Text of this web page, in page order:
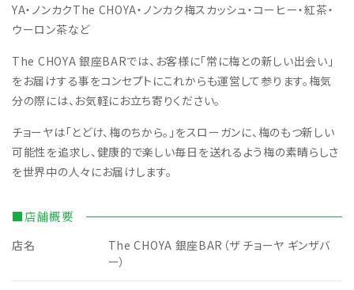
YA・ノンカクThe CHOYA・ノンカク梅スカッシュ・コーヒー・紅茶・
ウーロン茶など
The CHOYA 銀座BARでは、お客様に「常に梅との新しい出会い」
をお届けする事をコンセプトにこれからも運営して参ります。梅気
分の際には、お気軽にお立ち寄りください。
チョーヤは「とどけ、梅のちから。」をスローガンに、梅のもつ新しい
可能性を追求し、健康的で楽しい毎日を送れるよう梅の素晴らしさ
を世界中の人々にお届けします。
■店舗概要
店名
The CHOYA 銀座BAR（ザ チョーヤ ギンザバ
ー）